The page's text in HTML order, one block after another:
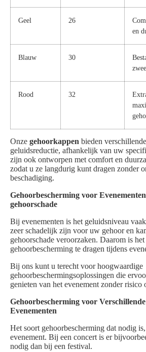
Geel 26
en
Blauw 30
Rood 32
Onze gehoorkappen bieden
geluidsreductie, afhankelijk van uw
zijn ook ontworpen met comfort en
zodat u ze langdurig kunt dragen zonder
beschadiging.
Gehoorbescherming voor
gehoorschade
Bij evenementen is het geluidsniveau
zeer schadelijk zijn voor uw gehoor en
gehoorschade veroorzaken. Daarom is
gehoorbescherming te dragen tijdens
Bij ons kunt u terecht voor hoogwaardige
gehoorbeschermingsoplossingen die
genieten van het evenement zonder risico
Gehoorbescherming voor
Evenementen
Het soort gehoorbescherming dat nodig
evenement. Bij een concert is er
nodig dan bij een festival.